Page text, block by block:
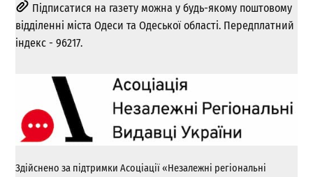
Підписатися на газету можна у будь-якому поштовому
відділенні міста Одеси та Одеської області. Передплатний
індекс - 96217.
Здійснено за підтримки Асоціації «Незалежні регіональні